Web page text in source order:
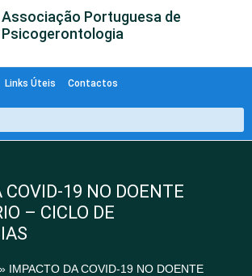
Associação Portuguesa de
Psicogerontologia
Links Úteis Contactos
COVID-19 NO DOENTE
– CICLO DE
» IMPACTO DA COVID-19 NO DOENTE